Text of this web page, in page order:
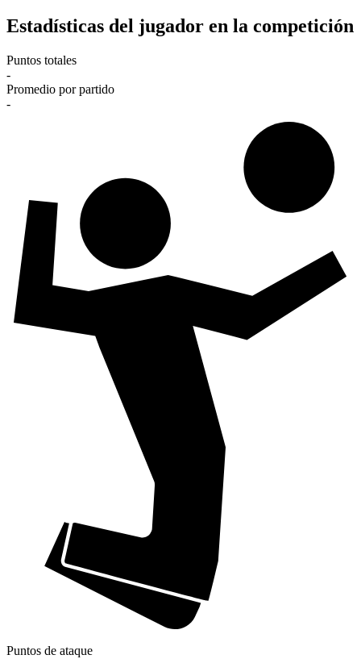
Estadísticas del jugador en la competición
Puntos totales
-
Promedio por partido
-
Puntos de ataque